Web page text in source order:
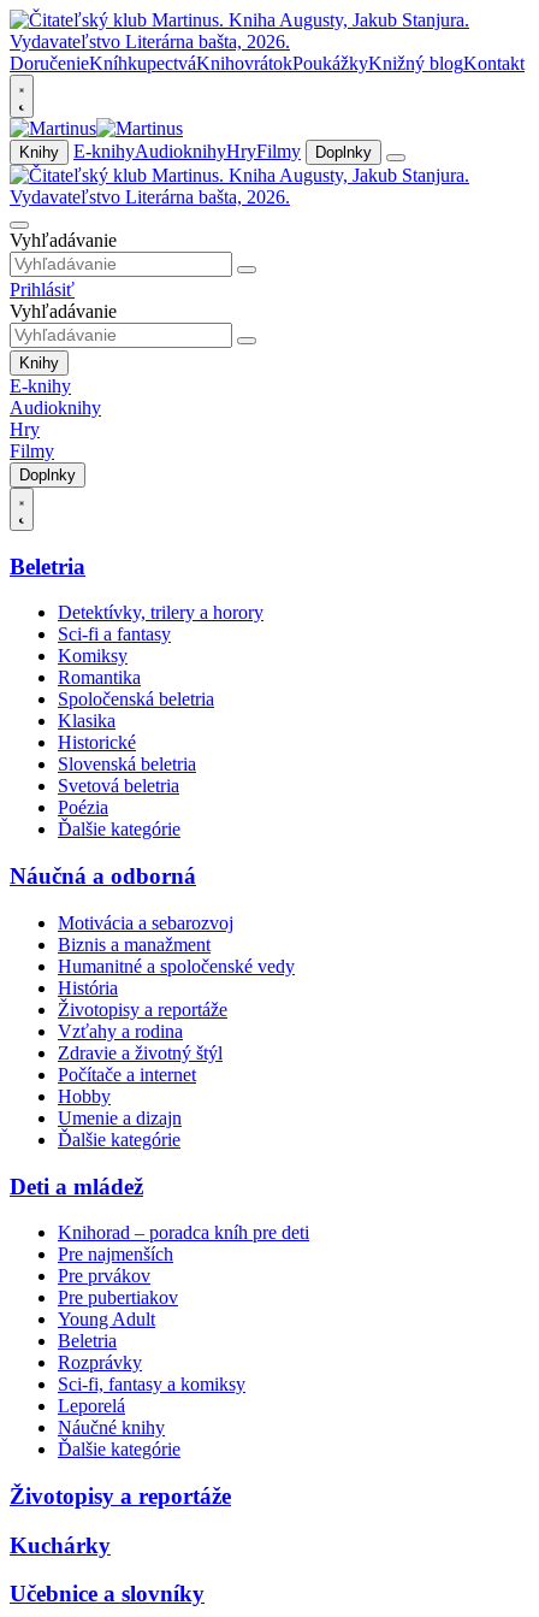
DoručenieKníhkupectváKnihovrátokPoukážkyKnižný blogKontakt
Knihy E-knihyAudioknihyHryFilmy Doplnky
Vyhľadávanie
Prihlásiť
Vyhľadávanie
Knihy
E-knihy
Audioknihy
Hry
Filmy
Doplnky
Beletria
Detektívky, trilery a horory
Sci-fi a fantasy
Komiksy
Romantika
Spoločenská beletria
Klasika
Historické
Slovenská beletria
Svetová beletria
Poézia
Ďalšie kategórie
Náučná a odborná
Motivácia a sebarozvoj
Biznis a manažment
Humanitné a spoločenské vedy
História
Životopisy a reportáže
Vzťahy a rodina
Zdravie a životný štýl
Počítače a internet
Hobby
Umenie a dizajn
Ďalšie kategórie
Deti a mládež
Knihorad – poradca kníh pre deti
Pre najmenších
Pre prvákov
Pre pubertiakov
Young Adult
Beletria
Rozprávky
Sci-fi, fantasy a komiksy
Leporelá
Náučné knihy
Ďalšie kategórie
Životopisy a reportáže
Kuchárky
Učebnice a slovníky